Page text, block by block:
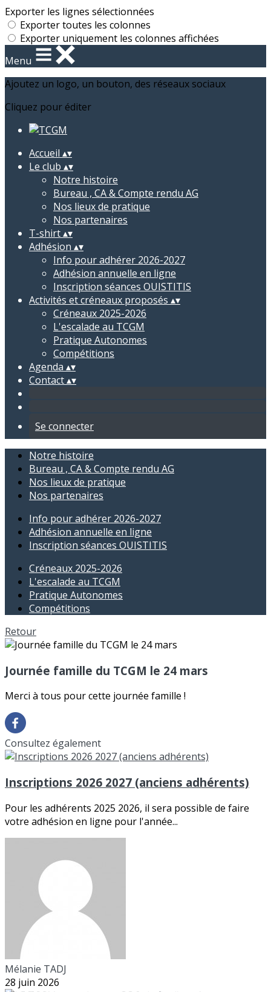
Exporter les lignes sélectionnées
Exporter toutes les colonnes
Exporter uniquement les colonnes affichées
Menu
Ajoutez un logo, un bouton, des réseaux sociaux
Cliquez pour éditer
Accueil ▴▾
Le club ▴▾
Notre histoire
Bureau , CA & Compte rendu AG
Nos lieux de pratique
Nos partenaires
T-shirt▴▾
Adhésion ▴▾
Info pour adhérer 2026-2027
Adhésion annuelle en ligne
Inscription séances OUISTITIS
Activités et créneaux proposés ▴▾
Créneaux 2025-2026
L'escalade au TCGM
Pratique Autonomes
Compétitions
Agenda ▴▾
Contact▴▾
Se connecter
Notre histoire
Bureau , CA & Compte rendu AG
Nos lieux de pratique
Nos partenaires
Info pour adhérer 2026-2027
Adhésion annuelle en ligne
Inscription séances OUISTITIS
Créneaux 2025-2026
L'escalade au TCGM
Pratique Autonomes
Compétitions
Retour
Journée famille du TCGM le 24 mars
Merci à tous pour cette journée famille !
Consultez également
Inscriptions 2026 2027 (anciens adhérents)
Pour les adhérents 2025 2026, il sera possible de faire
votre adhésion en ligne pour l'année...
Mélanie TADJ
28 juin 2026